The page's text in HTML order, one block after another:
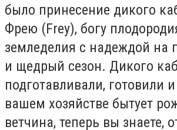
было принесение дикого
Фрею (Frey), богу
земледелия с надеждой на
и щедрый сезон. Дикого
подготавливали, готовили
вашем хозяйстве бытует
ветчина, теперь вы знаете,